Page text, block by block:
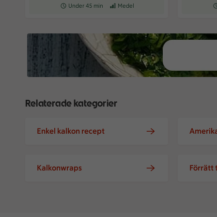
Receptet tar Under 45 min att tillaga
Under 45 min Receptet har Medel svårighetsgrad
Medel
Relaterade kategorier
Enkel kalkon recept
Kalkonwraps Förrätt